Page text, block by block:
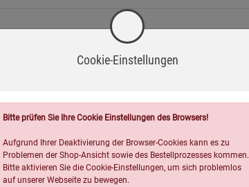
mit diesem Produkt geeignet sind, vermeiden.
zu vermeiden.
gemäß den lokalen Vorschriften für chemische
Zur optimalen Anwendung die
polieren.
Cookie-Einstellungen
Bitte prüfen Sie Ihre Cookie Einstellungen des Browsers!
Aufgrund Ihrer Deaktivierung der Browser-Cookies kann es zu
Problemen der Shop-Ansicht sowie des Bestellprozesses kommen.
Bitte aktivieren Sie die Cookie-Einstellungen, um sich problemlos
auf unserer Webseite zu bewegen.